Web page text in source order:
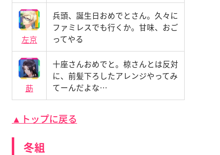
左京
兵頭、誕生日おめでとさん。久々に
ファミレスでも行くか。甘味、おご
ってやる
莇
十座さんおめでと。椋さんとは反対
に、前髪下ろしたアレンジやってみ
てーんだよな…
▲トップに戻る
冬組